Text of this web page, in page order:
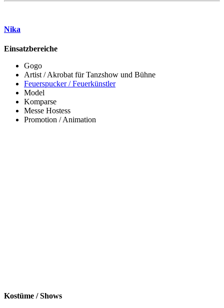
Nika
Einsatzbereiche
Gogo
Artist / Akrobat für Tanzshow und Bühne
Feuerspucker / Feuerkünstler
Model
Komparse
Messe Hostess
Promotion / Animation
Kostüme / Shows